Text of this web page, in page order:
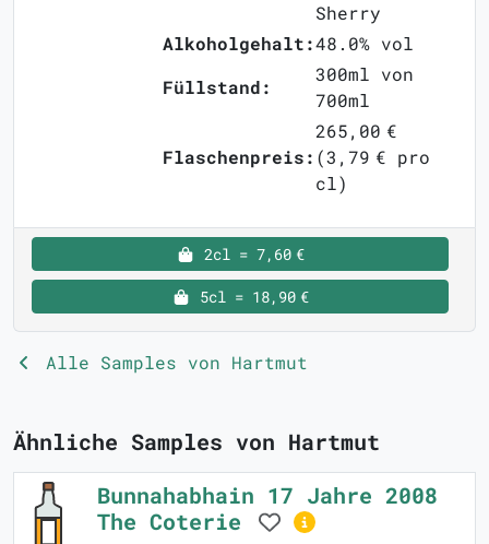
Sherry
Alkoholgehalt:48.0% vol
Füllstand:
300ml von
700ml
Flaschenpreis:
265,00 €
(3,79 € pro
cl)
2cl = 7,60 €
5cl = 18,90 €
Alle Samples von Hartmut
Ähnliche Samples von Hartmut
Bunnahabhain 17 Jahre 2008
The Coterie